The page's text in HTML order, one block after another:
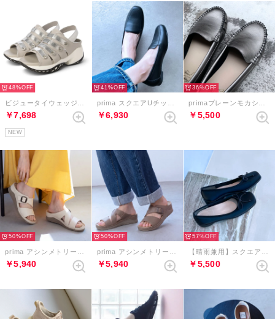
48%
￥7,698
NEW
41%
￥6,930
36%
￥5,500
50%
￥5,940
50%
￥5,940
57%
￥5,500